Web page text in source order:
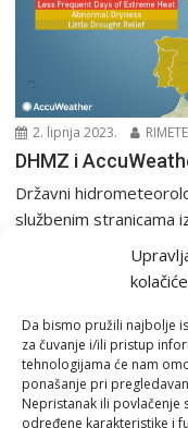
kolačiće
Da bismo pružili najbolje
za čuvanje i/ili pristup
tehnologijama će nam
ponašanje pri
Nepristanak ili povlačenje
određene karakteristike i
2. lipnja 2023.
DHMZ i
Državni
službenim stranicama
sezonsku prognozu...
Sezonska